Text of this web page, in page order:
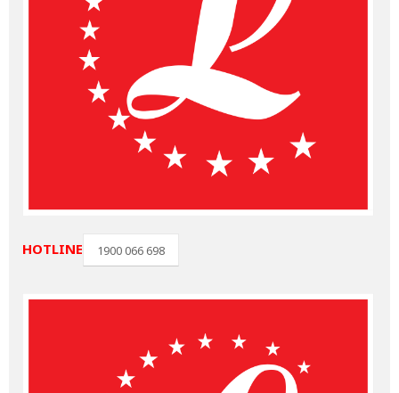
HOTLINE 1900 066 698